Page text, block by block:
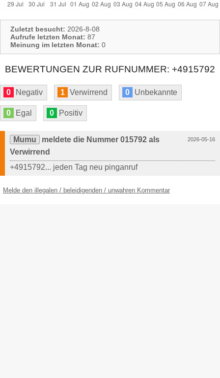
Zuletzt besucht: 2026-8-08
Aufrufe letzten Monat: 87
Meinung im letzten Monat: 0
BEWERTUNGEN ZUR RUFNUMMER: +4915792
0 Negativ 1 Verwirrend 0 Unbekannte
0 Egal 0 Positiv
2026-05-16
Mumu
meldete die Nummer 015792 als
Verwirrend
+4915792... jeden Tag neu pinganruf
Melde den illegalen / beleidigenden / unwahren Kommentar